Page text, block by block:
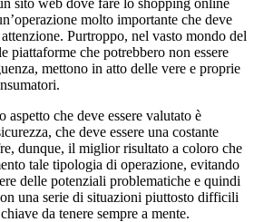
molto importante che deve
Purtroppo, nel vasto mondo del
piattaforme che potrebbero non essere
mettono in atto delle vere e proprie
che deve essere valutato è
che deve essere una costante
dunque, il miglior risultato a coloro che
tale tipologia di operazione, evitando
delle potenziali problematiche e quindi
una serie di situazioni piuttosto difficili
da tenere sempre a mente.